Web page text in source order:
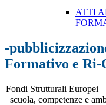
ATTI
-
Formativo e Ri-
Fondi Strutturali Europei
scuola, competenze e